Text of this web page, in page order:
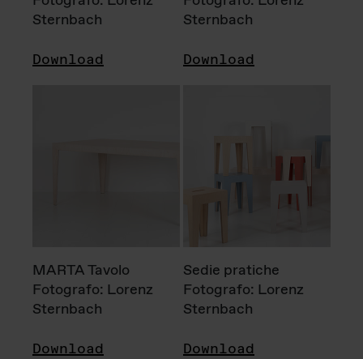
Sternbach
Download
Sternbach
Download
MARTA Tavolo
Fotografo: Lorenz
Sternbach
Download
Sedie pratiche
Fotografo: Lorenz
Sternbach
Download